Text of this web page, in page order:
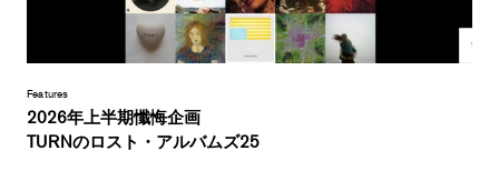
Features
2026年上半期懺悔企画
TURNのロスト・アルバムズ25